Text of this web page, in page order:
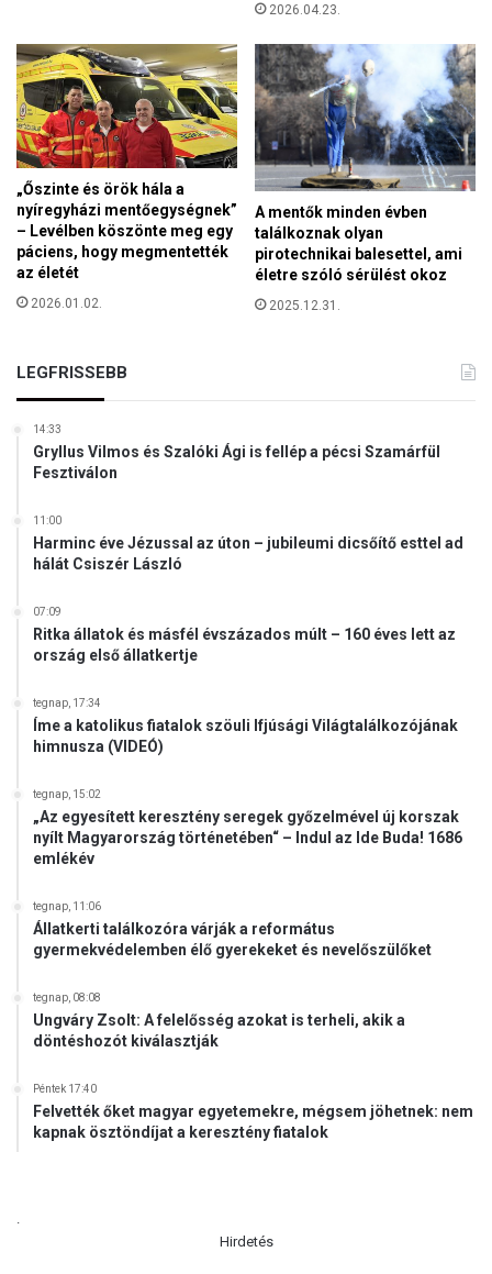
2026.04.23.
„Őszinte és örök hála a
nyíregyházi mentőegységnek”
– Levélben köszönte meg egy
páciens, hogy megmentették
az életét
2026.01.02.
A mentők minden évben
találkoznak olyan
pirotechnikai balesettel, ami
életre szóló sérülést okoz
2025.12.31.
LEGFRISSEBB
14:33
Gryllus Vilmos és Szalóki Ági is fellép a pécsi Szamárfül
Fesztiválon
11:00
Harminc éve Jézussal az úton – jubileumi dicsőítő esttel ad
hálát Csiszér László
07:09
Ritka állatok és másfél évszázados múlt – 160 éves lett az
ország első állatkertje
tegnap, 17:34
Íme a katolikus fiatalok szöuli Ifjúsági Világtalálkozójának
himnusza (VIDEÓ)
tegnap, 15:02
„Az egyesített keresztény seregek győzelmével új korszak
nyílt Magyarország történetében“ – Indul az Ide Buda! 1686
emlékév
tegnap, 11:06
Állatkerti találkozóra várják a református
gyermekvédelemben élő gyerekeket és nevelőszülőket
tegnap, 08:08
Ungváry Zsolt: A felelősség azokat is terheli, akik a
döntéshozót kiválasztják
Péntek 17:40
Felvették őket magyar egyetemekre, mégsem jöhetnek: nem
kapnak ösztöndíjat a keresztény fiatalok
Hirdetés